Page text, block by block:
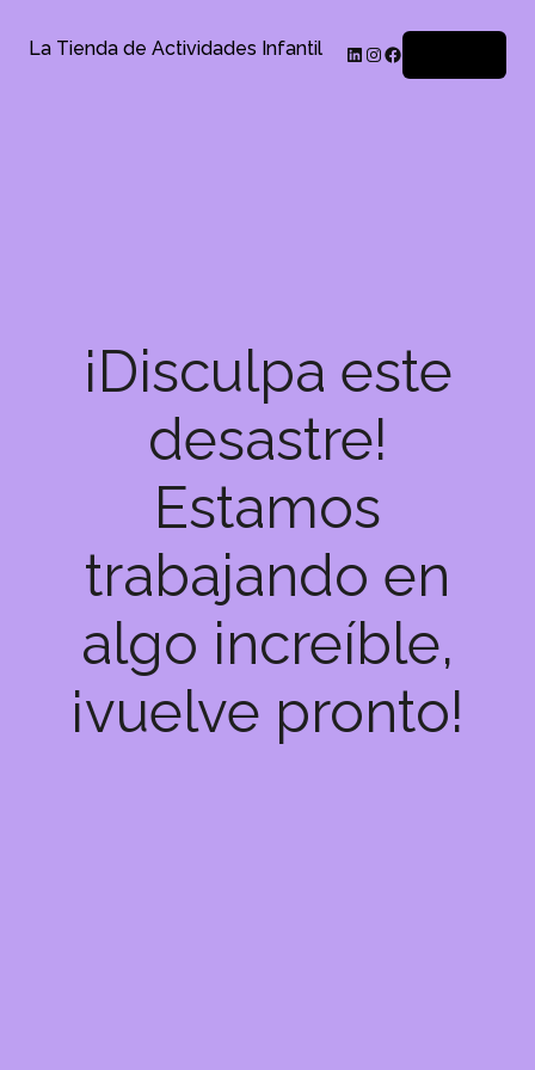
La Tienda de Actividades Infantil
¡Disculpa este
desastre!
Estamos
trabajando en
algo increíble,
¡vuelve pronto!